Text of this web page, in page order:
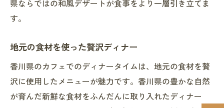
県ならではの和風デザートが食事をより一層引き立てま
す。
地元の食材を使った贅沢ディナー
香川県のカフェでのディナータイムは、地元の食材を贅
沢に使用したメニューが魅力です。香川県の豊かな自然
が育んだ新鮮な食材をふんだんに取り入れたディナー